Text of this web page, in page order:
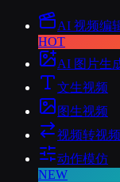
AI 视频编
HOT
AI 图片生
文生视频
图生视频
视频转视频
动作模仿
NEW